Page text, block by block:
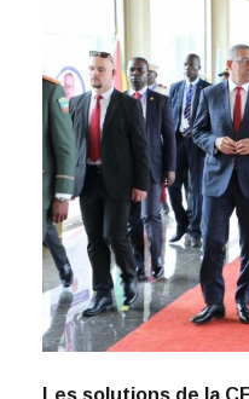
Les solutions de la